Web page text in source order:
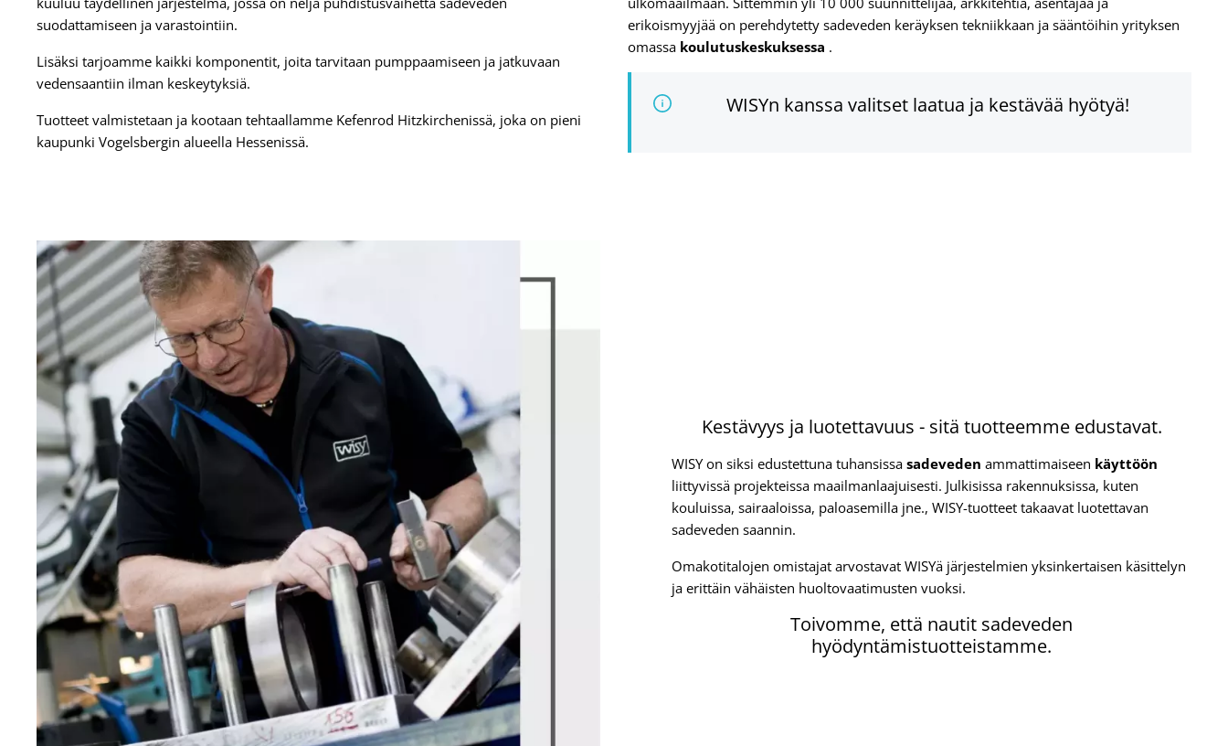
suodattamiseen ja varastointiin.
Lisäksi tarjoamme kaikki komponentit, joita tarvitaan pumppaamiseen ja jatkuvaan
vedensaantiin ilman keskeytyksiä.
Tuotteet valmistetaan ja kootaan tehtaallamme Kefenrod Hitzkirchenissä, joka on pieni
kaupunki Vogelsbergin alueella Hessenissä.
erikoismyyjää on perehdytetty sadeveden keräyksen tekniikkaan ja sääntöihin yrityksen
omassa koulutuskeskuksessa .
WISYn kanssa valitset laatua ja kestävää hyötyä!
Kestävyys ja luotettavuus - sitä tuotteemme edustavat.
WISY on siksi edustettuna tuhansissa sadeveden ammattimaiseen käyttöön
liittyvissä projekteissa maailmanlaajuisesti. Julkisissa rakennuksissa, kuten
kouluissa, sairaaloissa, paloasemilla jne., WISY-tuotteet takaavat luotettavan
sadeveden saannin.
Omakotitalojen omistajat arvostavat WISYä järjestelmien yksinkertaisen käsittelyn
ja erittäin vähäisten huoltovaatimusten vuoksi.
Toivomme, että nautit sadeveden
hyödyntämistuotteistamme.